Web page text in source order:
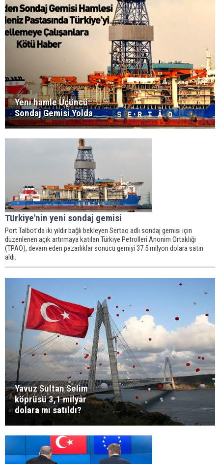
Yeni hamle Üçüncü
Sondaj Gemisi Yolda
Türkiye'nin yeni sondaj gemisi
Port Talbot’da iki yıldır bağlı bekleyen Sertao adlı sondaj gemisi için
düzenlenen açık artırmaya katılan Türkiye Petrolleri Anonim Ortaklığı
(TPAO), devam eden pazarlıklar sonucu gemiyi 37.5 milyon dolara satın
aldı.
Yavuz Sultan Selim
köprüsü 3,1 milyar
dolara mı satıldı?